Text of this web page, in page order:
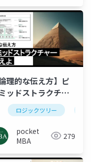
セグメンテーション
論理的な伝え方】ピ
ッドストラクチャ
伝えよ
ロジックツリー
pocket
MBA
279